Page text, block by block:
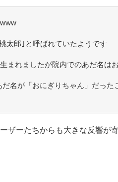
太郎｣と呼ばれていたようです
まれましたが院内でのあだ名は
名が「おにぎりちゃん」だった
ザーたちからも大きな反響が